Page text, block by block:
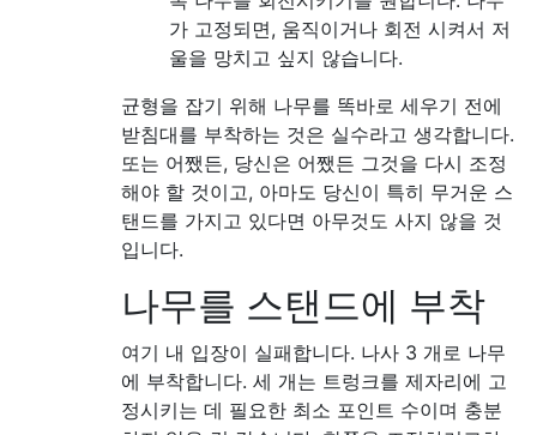
가 고정되면, 움직이거나 회전 시켜서 저
울을 망치고 싶지 않습니다.
균형을 잡기 위해 나무를 똑바로 세우기 전에
받침대를 부착하는 것은 실수라고 생각합니다.
또는 어쨌든, 당신은 어쨌든 그것을 다시 조정
해야 할 것이고, 아마도 당신이 특히 무거운 스
탠드를 가지고 있다면 아무것도 사지 않을 것
입니다.
나무를 스탠드에 부착
여기 내 입장이 실패합니다. 나사 3 개로 나무
에 부착합니다. 세 개는 트렁크를 제자리에 고
정시키는 데 필요한 최소 포인트 수이며 충분